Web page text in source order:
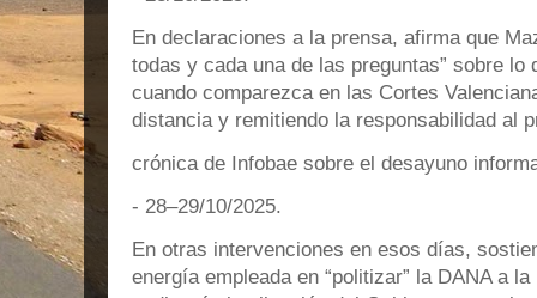
En declaraciones a la prensa, afirma que
todas y cada una de las preguntas” sobre lo
cuando comparezca en las Cortes
distancia y remitiendo la responsabilidad al
crónica de Infobae sobre el desayuno
- 28–29/10/2025.
En otras intervenciones en esos días,
energía empleada en “politizar” la DANA a